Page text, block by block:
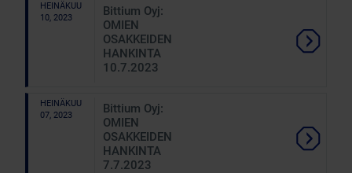
HEINÄKUU
10, 2023
Bittium Oyj:
OMIEN
OSAKKEIDEN
HANKINTA
10.7.2023
HEINÄKUU
07, 2023
Bittium Oyj:
OMIEN
OSAKKEIDEN
HANKINTA
7.7.2023